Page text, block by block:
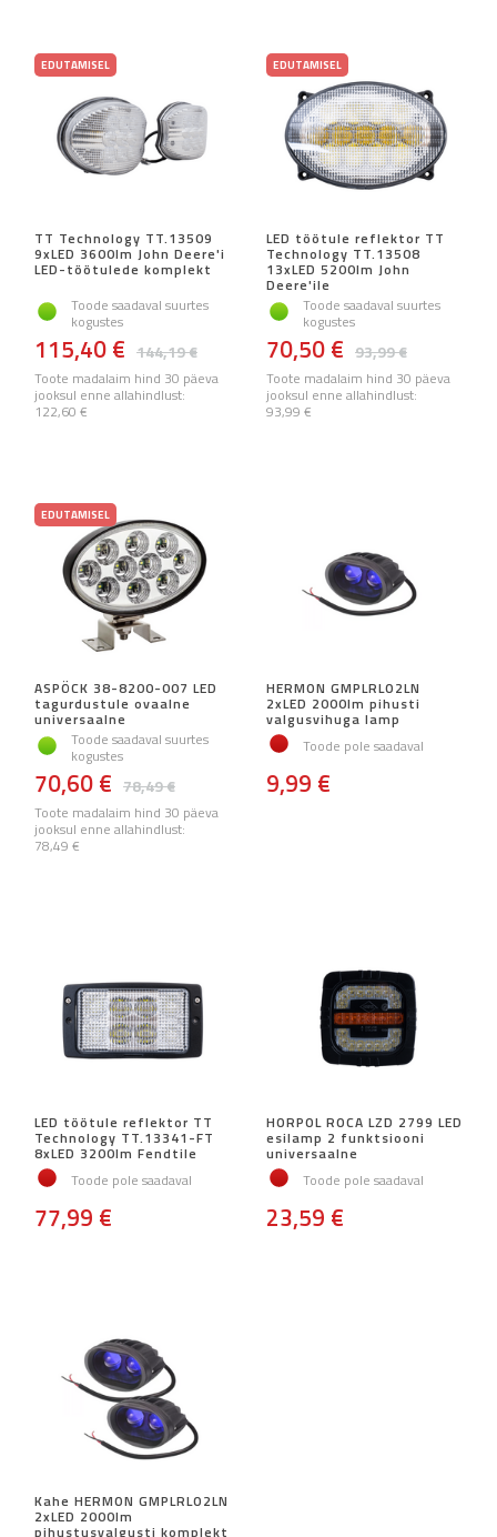
EDUTAMISEL
TT Technology TT.13509
9xLED 3600lm John Deere'i
LED-töötulede komplekt
Toode saadaval suurtes
kogustes
144,19 €
115,40 €
Toote madalaim hind 30 päeva
jooksul enne allahindlust:
122,60 €
EDUTAMISEL
LED töötule reflektor TT
Technology TT.13508
13xLED 5200lm John
Deere'ile
Toode saadaval suurtes
kogustes
93,99 €
70,50 €
Toote madalaim hind 30 päeva
jooksul enne allahindlust:
93,99 €
EDUTAMISEL
ASPÖCK 38-8200-007 LED
tagurdustule ovaalne
universaalne
Toode saadaval suurtes
kogustes
78,49 €
70,60 €
Toote madalaim hind 30 päeva
jooksul enne allahindlust:
78,49 €
HERMON GMPLRLO2LN
2xLED 2000lm pihusti
valgusvihuga lamp
Toode pole saadaval
9,99 €
LED töötule reflektor TT
Technology TT.13341-FT
8xLED 3200lm Fendtile
Toode pole saadaval
77,99 €
HORPOL ROCA LZD 2799 LED
esilamp 2 funktsiooni
universaalne
Toode pole saadaval
23,59 €
Kahe HERMON GMPLRLO2LN
2xLED 2000lm
pihustusvalgusti komplekt